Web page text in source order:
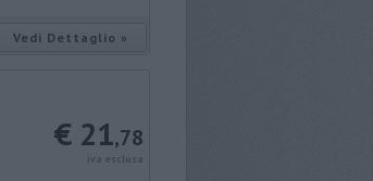
Vedi Dettaglio »
€ 21,78
iva esclusa